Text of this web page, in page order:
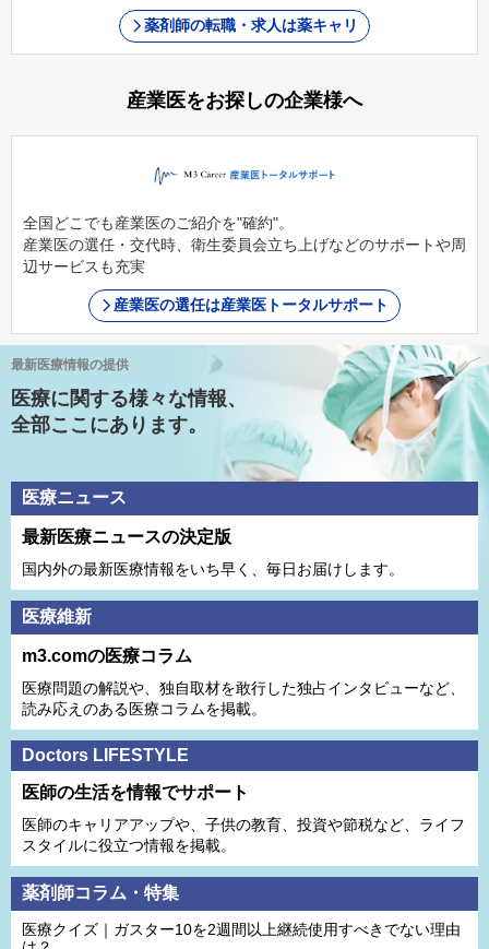
薬剤師の転職・求人は薬キャリ
産業医をお探しの企業様へ
全国どこでも産業医のご紹介を"確約"。
産業医の選任・交代時、衛生委員会立ち上げなどのサポートや周
辺サービスも充実
産業医の選任は産業医トータルサポート
最新医療情報の提供
医療に関する様々な情報、
全部ここにあります。
医療ニュース
最新医療ニュースの決定版
国内外の最新医療情報をいち早く、毎日お届けします。
医療維新
m3.comの医療コラム
医療問題の解説や、独⾃取材を敢⾏した独占インタビューなど、
読み応えのある医療コラムを掲載。
Doctors LIFESTYLE
医師の生活を情報でサポート
医師のキャリアアップや、子供の教育、投資や節税など、ライフ
スタイルに役立つ情報を掲載。
薬剤師コラム・特集
医療クイズ｜ガスター10を2週間以上継続使用すべきでない理由